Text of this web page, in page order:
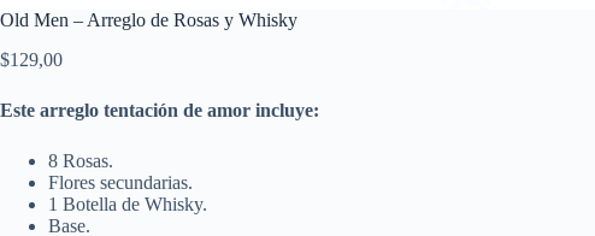
Old Men – Arreglo de Rosas y Whisky
$129,00
Este arreglo tentación de amor incluye:
8 Rosas.
Flores secundarias.
1 Botella de Whisky.
Base.